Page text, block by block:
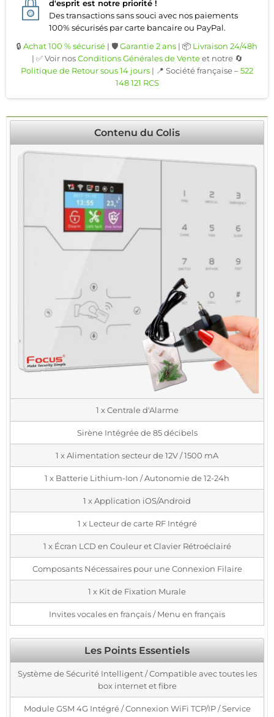
d'esprit est notre priorité !
Des transactions sans souci avec nos paiements
100% sécurisés par carte bancaire ou PayPal.
🔒 Achat 100 % sécurisé | 🛡️Garantie 2 ans | 📦 Livraison 24/48h
| ✅ Voir nosConditions Générales de Venteet notre 🔄
Politique de Retour sous 14 jours | 📍 Société française –522
148 121 RCS
Contenu du Colis
1 x Centrale d'Alarme
Sirène Intégrée de 85 décibels
1 x Alimentation secteur de 12V / 1500 mA
1 x Batterie Lithium-Ion / Autonomie de 12-24h
1 x Application iOS/Android
1 x Lecteur de carte RF Intégré
1 x Écran LCD en Couleur et Clavier Rétroéclairé
Composants Nécessaires pour une Connexion Filaire
1 x Kit de Fixation Murale
Invites vocales en français / Menu en français
Les Points Essentiels
Système de Sécurité Intelligent / Compatible avec toutes les
box internet et fibre
Module GSM 4G Intégré / Connexion WiFi TCP/IP / Service